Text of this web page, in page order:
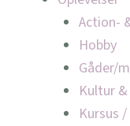
Action-
Hobby
Gåder/
Kultur
Kursus